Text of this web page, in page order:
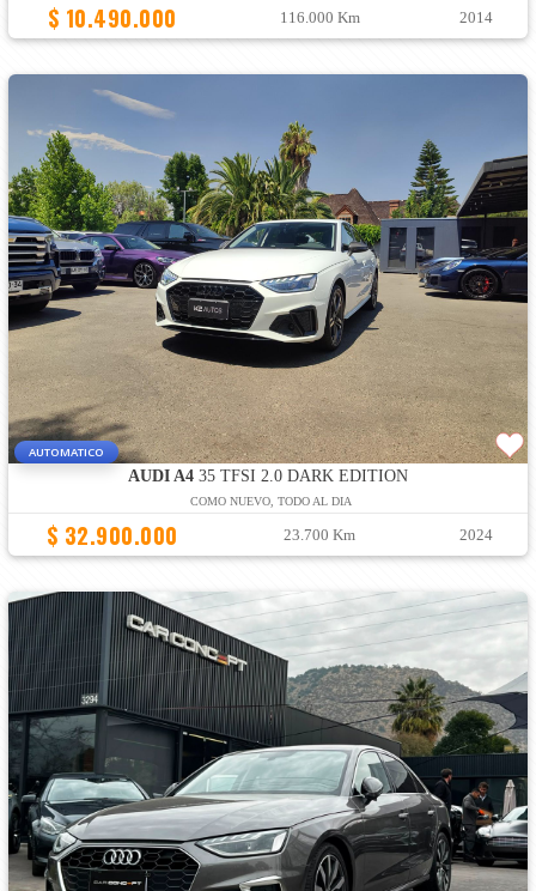
$ 10.490.000 116.000 Km 2014
AUTOMATICO
AUDI A435 TFSI 2.0 DARK EDITION
COMO NUEVO, TODO AL DIA
$ 32.900.000 23.700 Km 2024